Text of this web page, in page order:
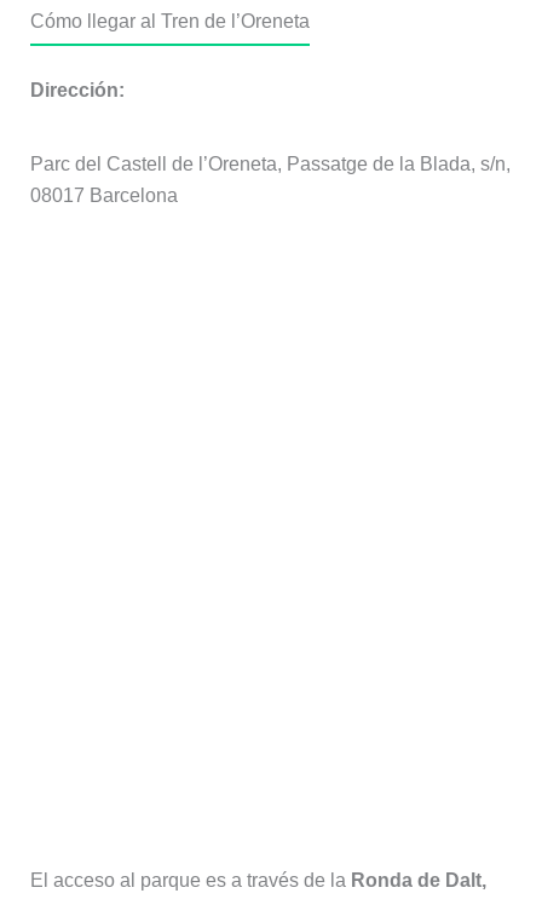
Cómo llegar al Tren de l’Oreneta
Dirección:
Parc del Castell de l’Oreneta, Passatge de la Blada, s/n,
08017 Barcelona
El acceso al parque es a través de la Ronda de Dalt,